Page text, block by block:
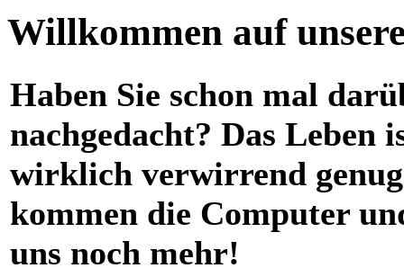
Willkommen auf
Haben Sie schon mal
nachgedacht? Das Leben
wirklich verwirrend
kommen die Computer
uns noch mehr!